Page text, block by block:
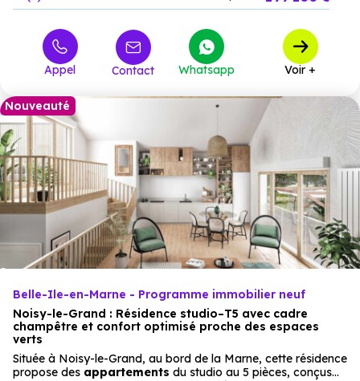
à partir de 332 000 €
Appel Contact Whatsapp Voir +
Nouveauté
Belle-Ile-en-Marne - Programme immobilier neuf
Noisy-le-Grand : Résidence studio–T5 avec cadre
champêtre et confort optimisé proche des espaces
verts
Située à Noisy-le-Grand, au bord de la Marne, cette résidence
propose des appartements du studio au 5 pièces, conçus